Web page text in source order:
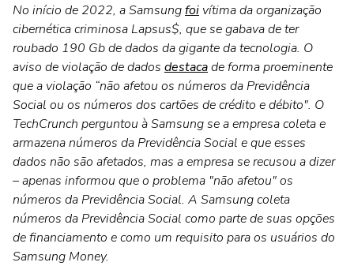
No início de 2022, a Samsungfoi vítima da organização
cibernética criminosa Lapsus$, que se gabava de ter
roubado 190 Gb de dados da gigante da tecnologia. O
aviso de violação de dados destacade forma proeminente
que a violação “não afetou os números da Previdência
Social ou os números dos cartões de crédito e débito". O
TechCrunch perguntou à Samsung se a empresa coleta e
armazena números da Previdência Social e que esses
dados não são afetados, mas a empresa se recusou a dizer
– apenas informou que o problema "não afetou" os
números da Previdência Social. A Samsung coleta
números da Previdência Social como parte de suas opções
de financiamento e como um requisito para os usuários do
Samsung Money.